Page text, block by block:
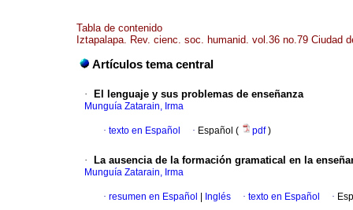
Tabla de contenido
Iztapalapa. Rev. cienc. soc. humanid. vol.36 no.79 Ciudad
Artículos tema central
· El lenguaje y sus problemas de enseñanza
Munguía Zatarain, Irma
· texto en Español · Español ( pdf)
· La ausencia de la formación gramatical en la
Munguía Zatarain, Irma
· resumen en Español Inglés · texto en Español ·